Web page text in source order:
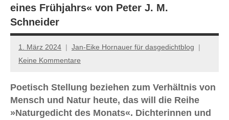
Lyrik,
Essay
eines Frühjahrs« von Peter J. M.
Schneider
1. März 2024
Jan-Eike Hornauer für dasgedichtblog
Keine Kommentare
Poetisch Stellung beziehen zum Verhältnis von
Mensch und Natur heute, das will die Reihe
»Naturgedicht des Monats«. Dichterinnen und